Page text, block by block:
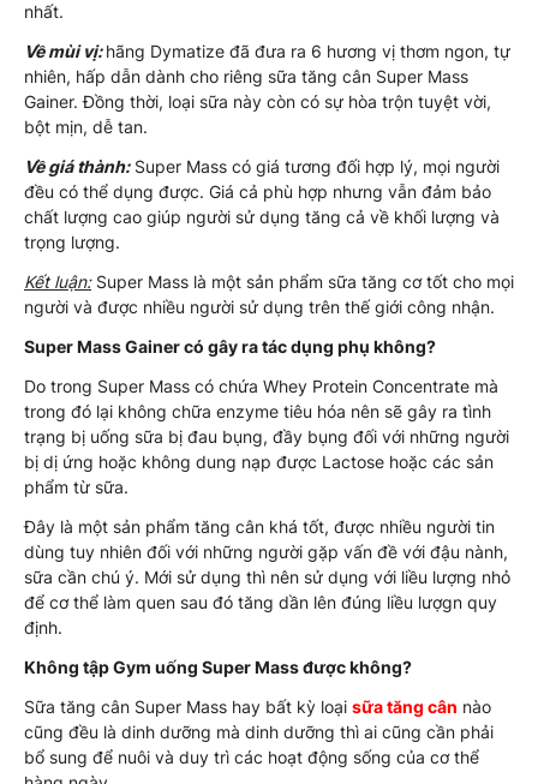
nhất.
Về mùi vị:hãng Dymatize đã đưa ra 6 hương vị thơm ngon, tự
nhiên, hấp dẫn dành cho riêng sữa tăng cân Super Mass
Gainer. Đồng thời, loại sữa này còn có sự hòa trộn tuyệt vời,
bột mịn, dễ tan.
Về giá thành:Super Mass có giá tương đối hợp lý, mọi người
đều có thể dụng được. Giá cả phù hợp nhưng vẫn đảm bảo
chất lượng cao giúp người sử dụng tăng cả về khối lượng và
trọng lượng.
Kết luận:Super Mass là một sản phẩm sữa tăng cơ tốt cho mọi
người và được nhiều người sử dụng trên thế giới công nhận.
Super Mass Gainer có gây ra tác dụng phụ không?
Do trong Super Mass có chứa Whey Protein Concentrate mà
trong đó lại không chữa enzyme tiêu hóa nên sẽ gây ra tình
trạng bị uống sữa bị đau bụng, đầy bụng đối với những người
bị dị ứng hoặc không dung nạp được Lactose hoặc các sản
phẩm từ sữa.
Đây là một sản phẩm tăng cân khá tốt, được nhiều người tin
dùng tuy nhiên đối với những người gặp vấn đề với đậu nành,
sữa cần chú ý. Mới sử dụng thì nên sử dụng với liều lượng nhỏ
để cơ thể làm quen sau đó tăng dần lên đúng liều lượgn quy
định.
Không tập Gym uống Super Mass được không?
Sữa tăng cân Super Mass hay bất kỳ loại sữa tăng cân nào
cũng đều là dinh dưỡng mà dinh dưỡng thì ai cũng cần phải
bổ sung để nuôi và duy trì các hoạt động sống của cơ thể